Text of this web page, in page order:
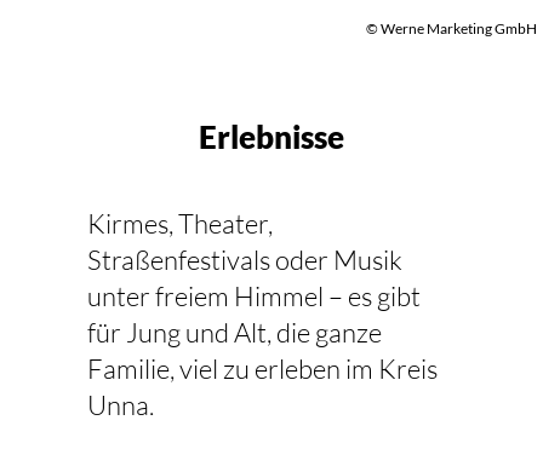
© Werne Marketing GmbH
Erlebnisse
Kirmes, Theater,
Straßenfestivals oder Musik
unter freiem Himmel – es gibt
für Jung und Alt, die ganze
Familie, viel zu erleben im Kreis
Unna.